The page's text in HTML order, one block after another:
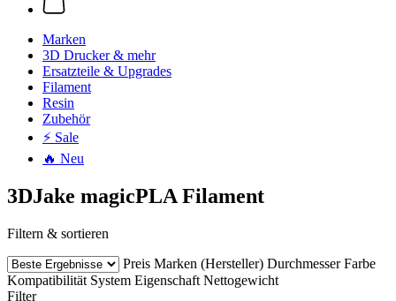
Marken
3D Drucker & mehr
Ersatzteile & Upgrades
Filament
Resin
Zubehör
⚡ Sale
🔥 Neu
3DJake magicPLA Filament
Filtern & sortieren
Preis Marken (Hersteller) Durchmesser Farbe
Kompatibilität System Eigenschaft Nettogewicht
Filter